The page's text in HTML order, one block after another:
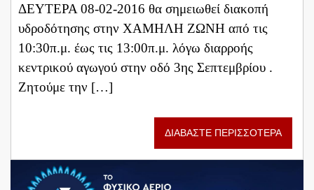
ΔΕΥΤΕΡΑ 08-02-2016 θα σημειωθεί διακοπή
υδροδότησης στην ΧΑΜΗΛΗ ΖΩΝΗ από τις
10:30π.μ. έως τις 13:00π.μ. λόγω διαρροής
κεντρικού αγωγού στην οδό 3ης Σεπτεμβρίου .
Ζητούμε την […]
ΔΙΑΒΑΣΤΕ ΠΕΡΙΣΣΟΤΕΡΑ